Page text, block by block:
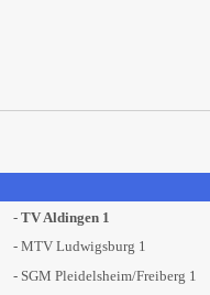
-TV Aldingen 1
- MTV Ludwigsburg 1
- SGM Pleidelsheim/Freiberg 1